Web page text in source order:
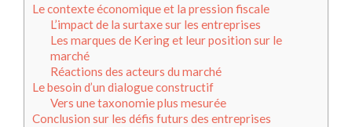
Le contexte économique et la pression fiscale
L’impact de la surtaxe sur les entreprises
Les marques de Kering et leur position sur le
marché
Réactions des acteurs du marché
Le besoin d’un dialogue constructif
Vers une taxonomie plus mesurée
Conclusion sur les défis futurs des entreprises